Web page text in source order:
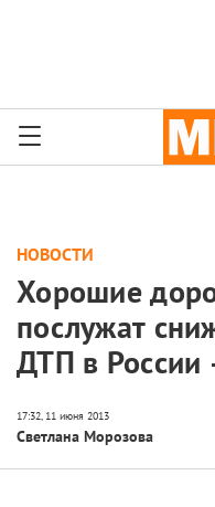
НОВОСТИ
Хорошие
послужат
ДТП в
Светлана Морозова